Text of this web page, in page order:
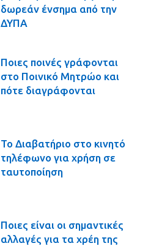
δωρεάν ένσημα από την
ΔΥΠΑ
Ποιες ποινές γράφονται
στο Ποινικό Μητρώο και
πότε διαγράφονται
Το Διαβατήριο στο κινητό
τηλέφωνο για χρήση σε
ταυτοποίηση
Ποιες είναι οι σημαντικές
αλλαγές για τα χρέη της